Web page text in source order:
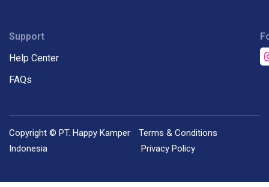
Support
Help Center
FAQs
Copyright © PT. Happy Kamper
Indonesia
Terms & Conditions
Privacy Policy